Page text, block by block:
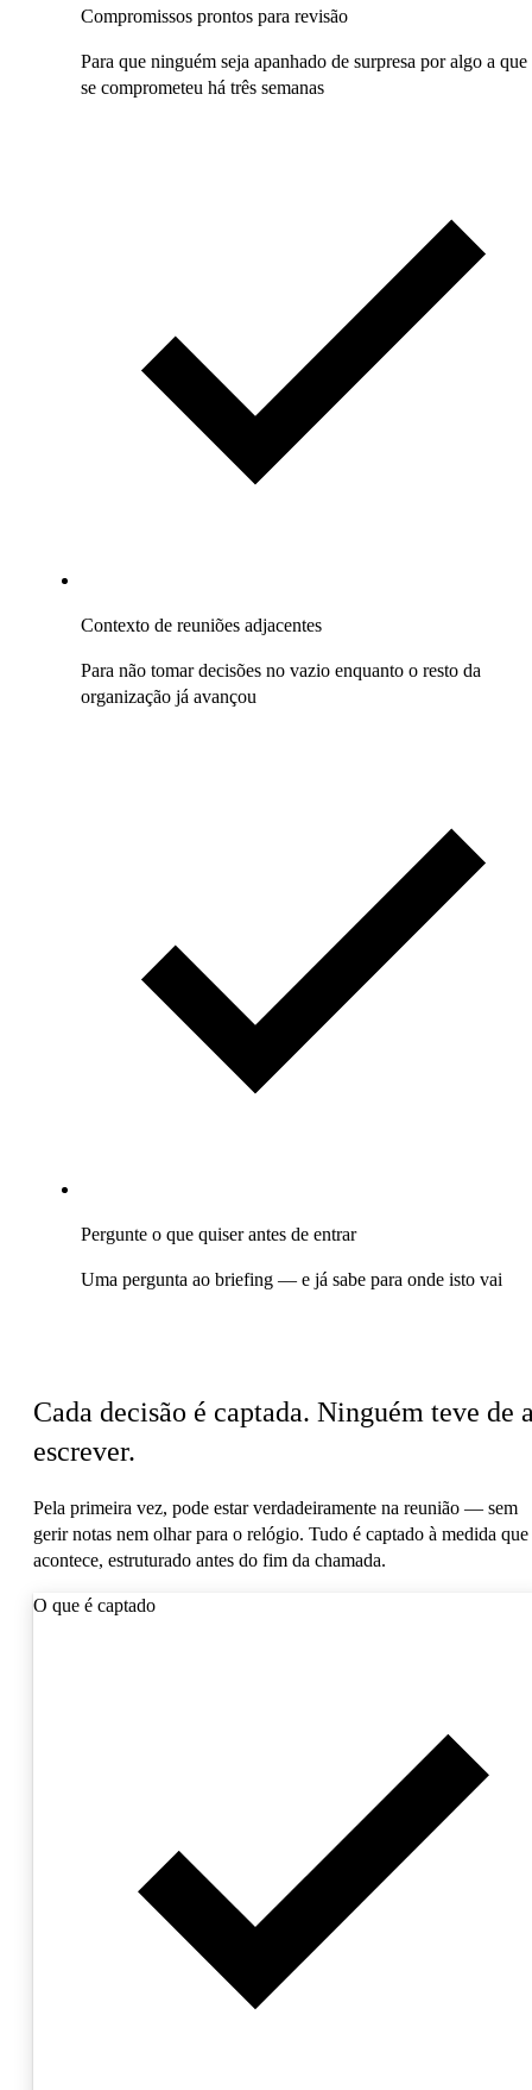
Compromissos prontos para revisão
Para que ninguém seja apanhado de surpresa por algo a que
se comprometeu há três semanas
Contexto de reuniões adjacentes
Para não tomar decisões no vazio enquanto o resto da
organização já avançou
Pergunte o que quiser antes de entrar
Uma pergunta ao briefing — e já sabe para onde isto vai
Cada decisão é captada. Ninguém teve de
escrever.
Pela primeira vez, pode estar verdadeiramente na reunião — sem
gerir notas nem olhar para o relógio. Tudo é captado à medida que
acontece, estruturado antes do fim da chamada.
O que é captado